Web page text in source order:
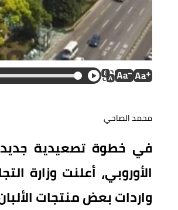
محمد الصاحي
في خطوة تصعيدية جديدة
الأوروبي، أعلنت وزارة
واردات بعض منتجات الألبان الأوروبية، تصل